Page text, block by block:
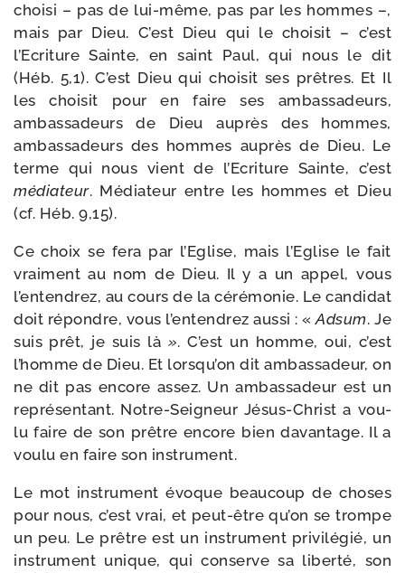
choi­si – pas de lui-​même, pas par les hommes –,
mais par Dieu. C’est Dieu qui le choi­sit – c’est
l’Ecriture Sainte, en saint Paul, qui nous le dit
(Héb. 5,1). C’est Dieu qui choi­sit ses prêtres. Et Il
les choi­sit pour en faire ses ambas­sa­deurs,
ambas­sa­deurs de Dieu auprès des hommes,
ambas­sa­deurs des hommes auprès de Dieu. Le
terme qui nous vient de l’Ecriture Sainte, c’est
média­teur. Médiateur entre les hommes et Dieu
(cf. Héb. 9,15).
Ce choix se fera par l’Eglise, mais l’Eglise le fait
vrai­ment au nom de Dieu. Il y a un appel, vous
l’en­ten­drez, au cours de la céré­mo­nie. Le can­di­dat
doit répondre, vous l’en­ten­drez aus­si : «Adsum. Je
suis prêt, je suis là ». C’est un homme, oui, c’est
l’homme de Dieu. Et lors­qu’on dit ambas­sa­deur, on
ne dit pas encore assez. Un ambas­sa­deur est un
repré­sen­tant. Notre-​Seigneur Jésus-​Christ a vou­
lu faire de son prêtre encore bien davan­tage. Il a
vou­lu en faire son instrument.
Le mot ins­tru­ment évoque beau­coup de choses
pour nous, c’est vrai, et peut-​être qu’on se trompe
un peu. Le prêtre est un ins­tru­ment pri­vi­lé­gié, un
ins­tru­ment unique, qui conserve sa liber­té, son